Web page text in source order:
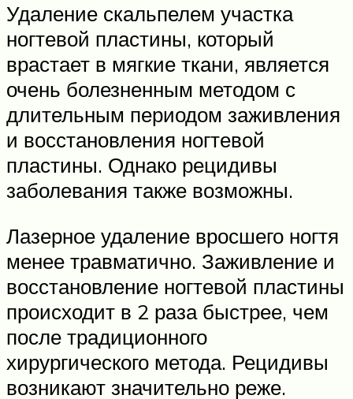
Удаление скальпелем участка
ногтевой пластины, который
врастает в мягкие ткани, является
очень болезненным методом с
длительным периодом заживления
и восстановления ногтевой
пластины. Однако рецидивы
заболевания также возможны.
Лазерное удаление вросшего ногтя
менее травматично. Заживление и
восстановление ногтевой пластины
происходит в 2 раза быстрее, чем
после традиционного
хирургического метода. Рецидивы
возникают значительно реже.